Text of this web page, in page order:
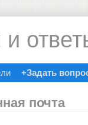
+Задать
почта